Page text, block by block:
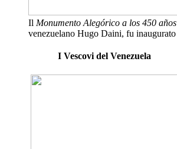
Il Monumento Alegórico a los 450
venezuelano Hugo Daini, fu
I Vescovi del Venezuela